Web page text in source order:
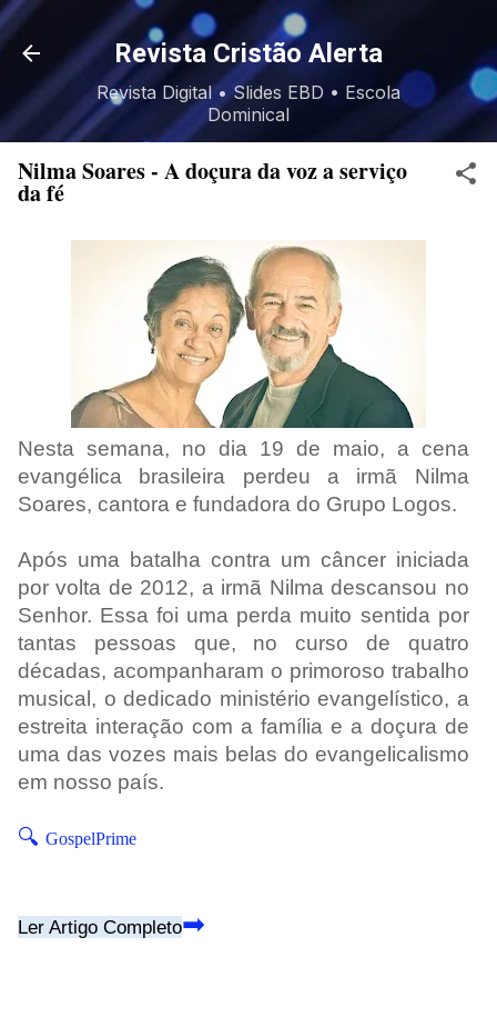
Pular para o conteúdo principal
Revista Cristão Alerta
Revista Digital • Slides EBD • Escola
Dominical
Nilma Soares - A doçura da voz a serviço
da fé
Nesta semana, no dia 19 de maio, a cena
evangélica brasileira perdeu a irmã Nilma
Soares, cantora e fundadora do Grupo Logos.
Após uma batalha contra um câncer iniciada
por volta de 2012, a irmã Nilma descansou no
Senhor. Essa foi uma perda muito sentida por
tantas pessoas que, no curso de quatro
décadas, acompanharam o primoroso trabalho
musical, o dedicado ministério evangelístico, a
estreita interação com a família e a doçura de
uma das vozes mais belas do evangelicalismo
em nosso país.
🔍 GospelPrime
Ler Artigo Completo➡